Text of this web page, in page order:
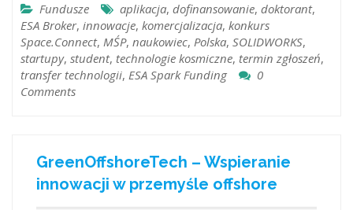
Fundusze aplikacja, dofinansowanie, doktorant,
ESA Broker, innowacje, komercjalizacja, konkurs
Space.Connect, MŚP, naukowiec, Polska, SOLIDWORKS,
startupy, student, technologie kosmiczne, termin zgłoszeń​,
transfer technologii, ​ESA Spark Funding
0
Comments
GreenOffshoreTech – Wspieranie
innowacji w przemyśle offshore